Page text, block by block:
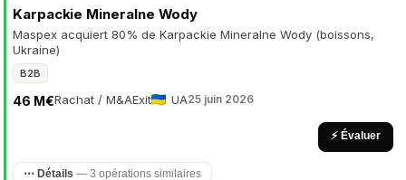
Karpackie Mineralne Wody
Maspex acquiert 80% de Karpackie Mineralne Wody (boissons,
Ukraine)
B2B
Rachat / M&A
46 M€ Exit UA25 juin 2026
⚡ Évaluer
⋯ Détails — 3 opérations similaires